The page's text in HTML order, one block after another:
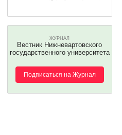
ЖУРНАЛ
Вестник Нижневартовского
государственного университета
Подписаться на Журнал